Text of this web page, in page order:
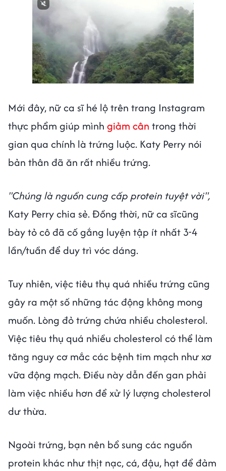
Mới đây, nữ ca sĩ hé lộ trên trang Instagram
thực phẩm giúp mình giảm cân trong thời
gian qua chính là trứng luộc. Katy Perry nói
bản thân đã ăn rất nhiều trứng.
"Chúng là nguồn cung cấp protein tuyệt vời",
Katy Perry chia sẻ. Đồng thời, nữ ca sĩcũng
bày tỏ cô đã cố gắng luyện tập ít nhất 3-4
lần/tuần để duy trì vóc dáng.
Tuy nhiên, việc tiêu thụ quá nhiều trứng cũng
gây ra một số những tác động không mong
muốn. Lòng đỏ trứng chứa nhiều cholesterol.
Việc tiêu thụ quá nhiều cholesterol có thể làm
tăng nguy cơ mắc các bệnh tim mạch như xơ
vữa động mạch. Điều này dẫn đến gan phải
làm việc nhiều hơn để xử lý lượng cholesterol
dư thừa.
Ngoài trứng, bạn nên bổ sung các nguồn
protein khác như thịt nạc, cá, đậu, hạt để đảm